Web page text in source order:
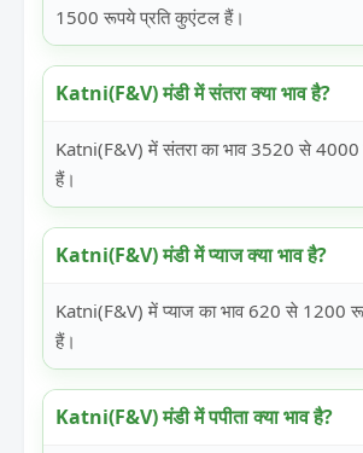
1500 रूपये प्रति कुएंटल हैं।
Katni(F&V) मंडी में संतरा क्या भाव है?
Katni(F&V) में संतरा का भाव 3520 से
हैं।
Katni(F&V) मंडी में प्याज क्या भाव है?
Katni(F&V) में प्याज का भाव 620 से 1200
हैं।
Katni(F&V) मंडी में पपीता क्या भाव है?